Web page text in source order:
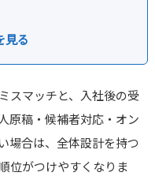
見る
スマッチと、入社後の受
原稿・候補者対応・オン
場合は、全体設計を持つ
位がつけやすくなりま